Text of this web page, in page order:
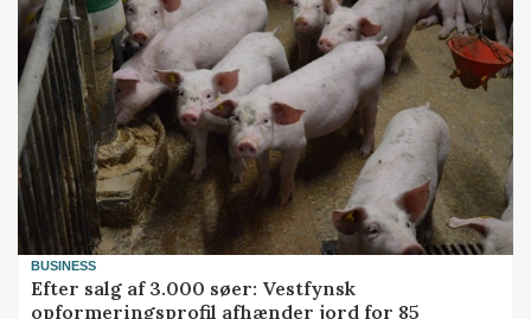
BUSINESS
Efter salg af 3.000 søer: Vestfynsk
opformeringsprofil afhænder jord for 85